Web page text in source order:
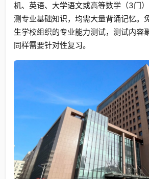
机、英语、大学语文或高等数学（3门
测专业基础知识，均需大量背诵记忆。
生学校组织的专业能力测试，测试内容
同样需要针对性复习。